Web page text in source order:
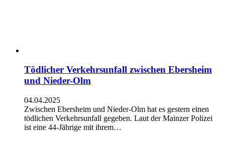
Tödlicher Verkehrsunfall zwischen Ebersheim
und Nieder-Olm
04.04.2025
Zwischen Ebersheim und Nieder-Olm hat es gestern einen
tödlichen Verkehrsunfall gegeben. Laut der Mainzer Polizei
ist eine 44-Jährige mit ihrem…